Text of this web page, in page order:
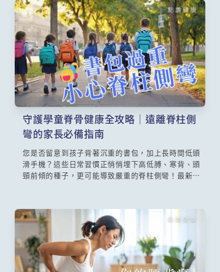
守護學童脊骨健康全攻略｜遠離脊柱側
彎的家長必備指南
您是否留意到孩子背著沉重的書包，加上長時間低頭
滑手機？這些日常習慣正悄悄埋下高低膊、寒背、頭
頸前傾的種子，更可能導致嚴重的脊柱側彎！最新數
脊柱側彎普查計劃更揪出22宗確診個案。守護孩子的
脊骨健康，刻不容緩！